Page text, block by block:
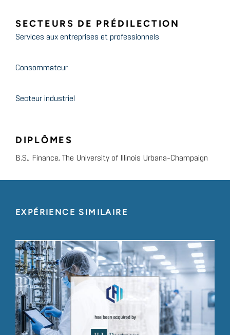
SECTEURS DE PRÉDILECTION
Services aux entreprises et professionnels
Consommateur
Secteur industriel
DIPLÔMES
B.S., Finance, The University of Illinois Urbana-Champaign
EXPÉRIENCE SIMILAIRE